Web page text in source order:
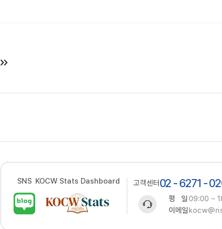
SNS KOCW Stats Dashboard 고객센터 02 - 6271 -
평 일09:00 ~
이메일